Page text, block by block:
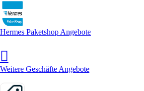
Hermes Paketshop Angebote
Weitere Geschäfte Angebote